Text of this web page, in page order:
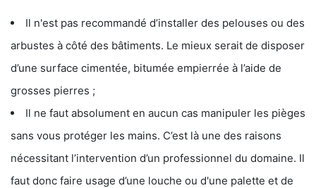
Il n'est pas recommandé d’installer des pelouses ou des
arbustes à côté des bâtiments. Le mieux serait de disposer
d’une surface cimentée, bitumée empierrée à l’aide de
grosses pierres ;
Il ne faut absolument en aucun cas manipuler les pièges
sans vous protéger les mains. C’est là une des raisons
nécessitant l’intervention d’un professionnel du domaine. Il
faut donc faire usage d’une louche ou d'une palette et de